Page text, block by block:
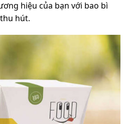
hiệu của bạn với bao bì
hút.